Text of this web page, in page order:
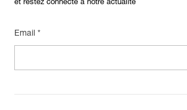
et restez connecté à notre actualité
Email *